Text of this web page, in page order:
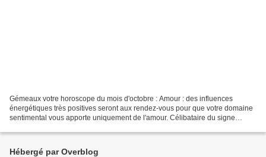
Gémeaux votre horoscope du mois d'octobre : Amour : des influences
énergétiques très positives seront aux rendez-vous pour que votre domaine
sentimental vous apporte uniquement de l'amour. Célibataire du signe
Hébergé par Overblog